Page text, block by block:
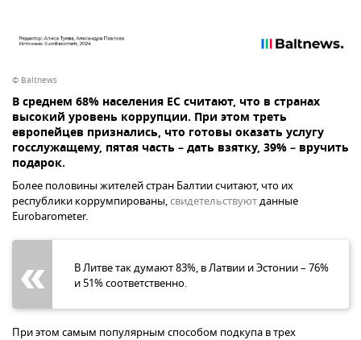
© Baltnews
В среднем 68% населения ЕС считают, что в странах
высокий уровень коррупции. При этом треть
европейцев признались, что готовы оказать услугу
госслужащему, пятая часть – дать взятку, 39% – вручить
подарок.
Более половины жителей стран Балтии считают, что их
республики коррумпированы,свидетельствуютданные
Eurobarometer.
В Литве так думают 83%, в Латвии и Эстонии – 76%
и 51% соответственно.
При этом самым популярным способом подкупа в трех